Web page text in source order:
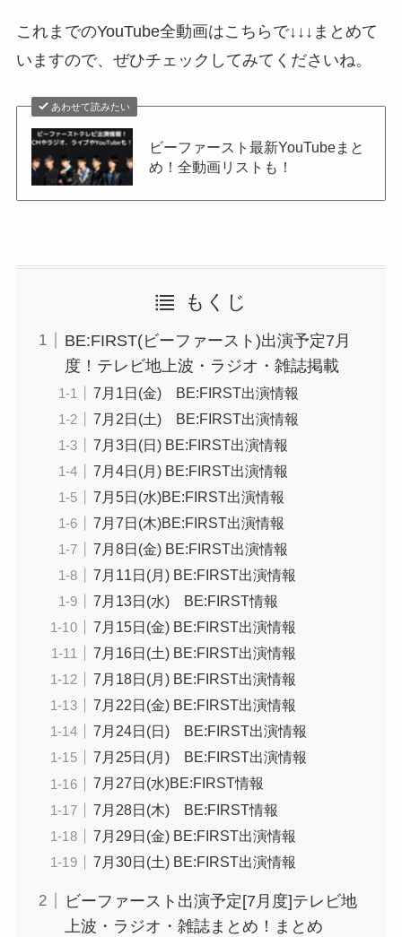
これまでのYouTube全動画はこちらで↓↓↓まとめて
いますので、ぜひチェックしてみてくださいね。
あわせて読みたい
ビーファースト最新YouTubeまと
め！全動画リストも！
もくじ
BE:FIRST(ビーファースト)出演予定7月
度！テレビ地上波・ラジオ・雑誌掲載
7月1日(金) BE:FIRST出演情報
7月2日(土) BE:FIRST出演情報
7月3日(日) BE:FIRST出演情報
7月4日(月) BE:FIRST出演情報
7月5日(水)BE:FIRST出演情報
7月7日(木)BE:FIRST出演情報
7月8日(金) BE:FIRST出演情報
7月11日(月) BE:FIRST出演情報
7月13日(水) BE:FIRST情報
7月15日(金) BE:FIRST出演情報
7月16日(土) BE:FIRST出演情報
7月18日(月) BE:FIRST出演情報
7月22日(金) BE:FIRST出演情報
7月24日(日) BE:FIRST出演情報
7月25日(月) BE:FIRST出演情報
7月27日(水)BE:FIRST情報
7月28日(木) BE:FIRST情報
7月29日(金) BE:FIRST出演情報
7月30日(土) BE:FIRST出演情報
ビーファースト出演予定[7月度]テレビ地
上波・ラジオ・雑誌まとめ！まとめ